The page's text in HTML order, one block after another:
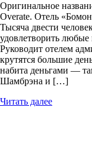
Оригинальное
Overate. Отель
Тысяча двести
удовлетворить
Руководит отелем
крутятся большие
набита деньгами —
Шамбрэна и […]
Читать далее